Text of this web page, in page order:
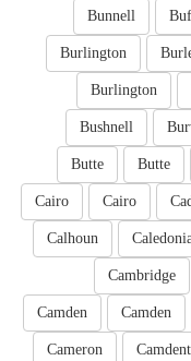
Bunnell
Burlington
Burlington
Bushnell
Butte
Butte
Cairo
Cairo
Calhoun
Cambridge
Camden
Camden
Cameron